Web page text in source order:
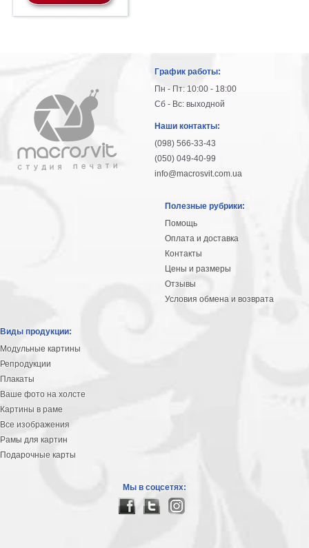
График работы:
Пн - Пт: 10:00 - 18:00
Сб - Вс: выходной
Наши контакты:
(098) 566-33-43
(050) 049-40-99
info@macrosvit.com.ua
Полезные рубрики:
Помощь
Оплата и доставка
Контакты
Цены и размеры
Отзывы
Условия обмена и возврата
Виды продукции:
Модульные картины
Репродукции
Плакаты
Ваше фото на холсте
Картины в раме
Все изображения
Рамы для картин
Подарочные карты
Мы в соцсетях: